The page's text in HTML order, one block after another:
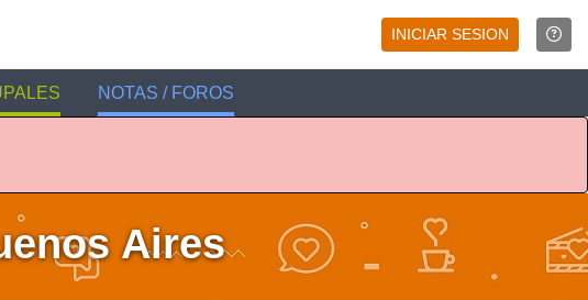
INICIAR SESION
NOTAS / FOROS
Aires